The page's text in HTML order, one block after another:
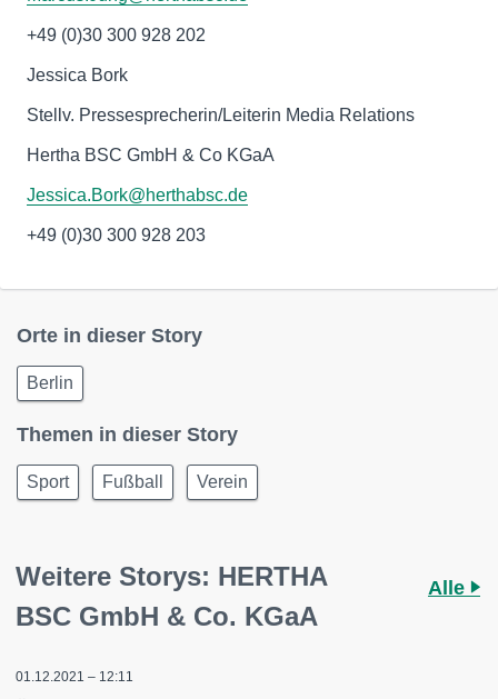
+49 (0)30 300 928 202
Jessica Bork
Stellv. Pressesprecherin/Leiterin Media Relations
Hertha BSC GmbH & Co KGaA
Jessica.Bork@herthabsc.de
+49 (0)30 300 928 203
Orte in dieser Story
Berlin
Themen in dieser Story
Sport Fußball Verein
Weitere Storys: HERTHA
BSC GmbH & Co. KGaA
Alle
01.12.2021 – 12:11